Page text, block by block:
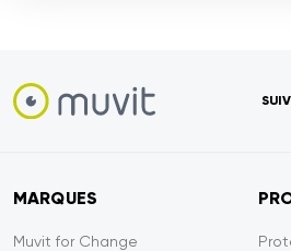
MARQUES
Muvit for Change